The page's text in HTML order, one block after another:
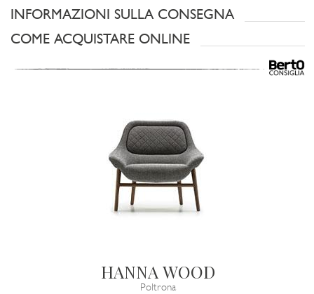
INFORMAZIONI SULLA CONSEGNA
COME ACQUISTARE ONLINE
HANNA WOOD
Poltrona